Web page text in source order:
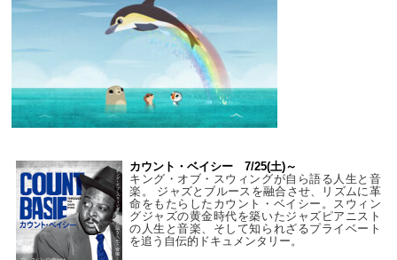
カウント・ベイシー 7/25(土)～
キング・オブ・スウィングが自ら語る人生と音
楽。 ジャズとブルースを融合させ、リズムに革
命をもたらしたカウント・ベイシー。スウィン
グジャズの黄金時代を築いたジャズピアニスト
の人生と音楽、そして知られざるプライベート
を追う自伝的ドキュメンタリー。